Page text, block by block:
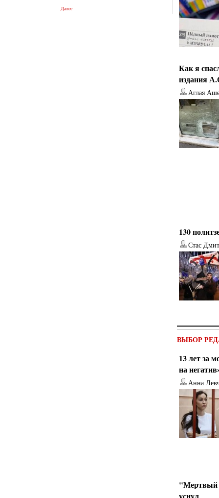
Далее
Как я
издания
Аглая
130
Стас
ВЫБОР
13 лет за
на
Анна
"Мертвый